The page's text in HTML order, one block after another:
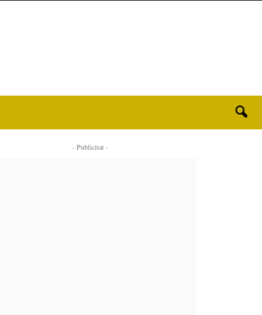
- Publicitat -